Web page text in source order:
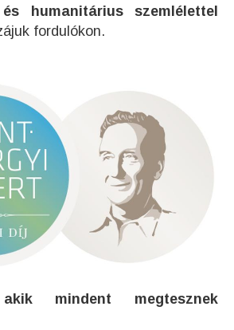
humanitárius szemlélettel
fordulókon.
akik mindent megtesznek